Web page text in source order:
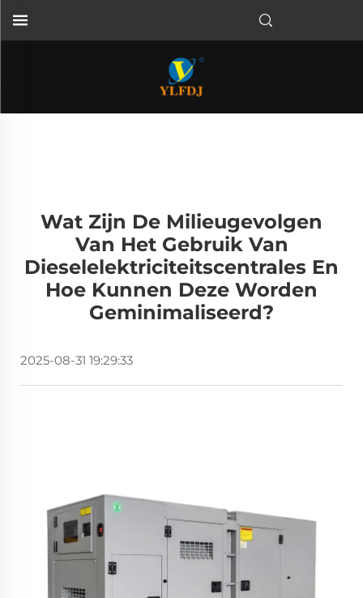
Wat Zijn De Milieugevolgen
Van Het Gebruik Van
Dieselelektriciteitscentrales En
Hoe Kunnen Deze Worden
Geminimaliseerd?
2025-08-31 19:29:33